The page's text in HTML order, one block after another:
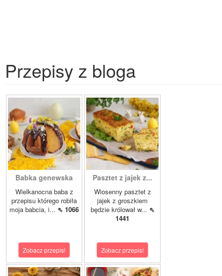
Przepisy z bloga
Babka genewska
Wielkanocna baba z
przepisu którego robiła
moja babcia, i... ⇖ 1066
Zobacz przepis!
Pasztet z jajek z...
Wiosenny pasztet z
jajek z groszkiem
będzie królował w... ⇖
1441
Zobacz przepis!